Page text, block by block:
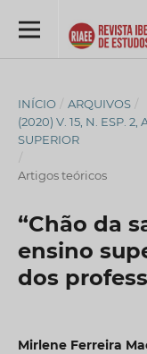
INÍCIO / ARQUIVOS /
(2020) V. 15, N. ESP.
SUPERIOR
/
Artigos teóricos
“Chão da
ensino
dos
Mirlene Ferreira